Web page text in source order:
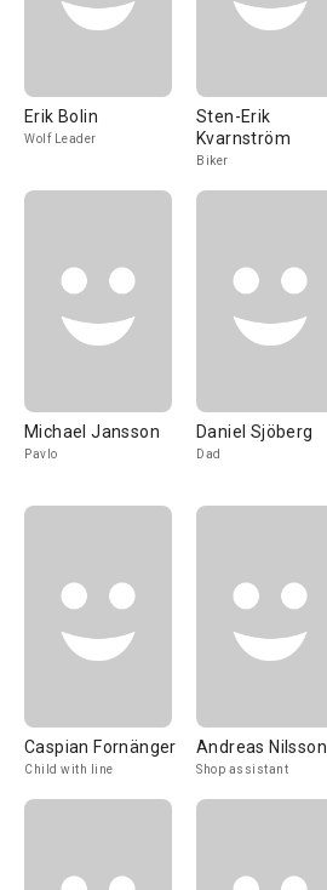
Erik Bolin
Wolf Leader
Sten-Erik
Kvarnström
Biker
Michael Jansson
Pavlo
Daniel Sjöberg
Dad
Caspian Fornänger
Child with line
Andreas Nilsson
Shop assistant